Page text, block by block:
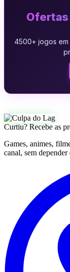
Ofertas
4500+ jogos
Curtiu? Recebe as
Games, animes,
canal, sem